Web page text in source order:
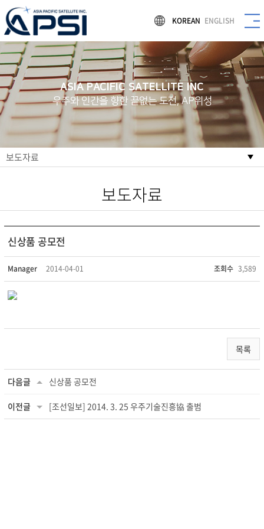
KOREAN ENGLISH
ASIA PACIFIC SATELLITE INC
우주와 인간을 향한 끝없는 도전, AP위성
보도자료
보도자료
신상품 공모전
Manager 2014-04-01 조회수 3,589
목록
다음글 신상품 공모전
이전글 [조선일보] 2014. 3. 25 우주기술진흥協 출범